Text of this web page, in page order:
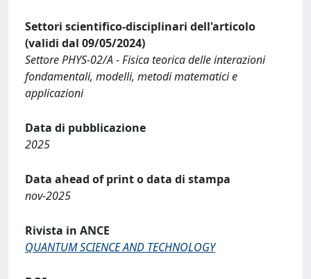
Settori scientifico-disciplinari dell'articolo
(validi dal 09/05/2024)
Settore PHYS-02/A - Fisica teorica delle interazioni
fondamentali, modelli, metodi matematici e
applicazioni
Data di pubblicazione
2025
Data ahead of print o data di stampa
nov-2025
Rivista in ANCE
QUANTUM SCIENCE AND TECHNOLOGY